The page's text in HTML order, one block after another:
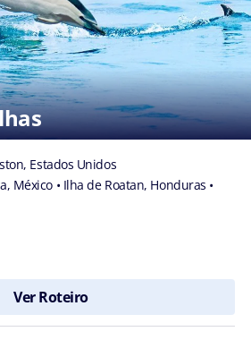
Estados Unidos
México • Ilha de Roatan, Honduras •
Ver Roteiro